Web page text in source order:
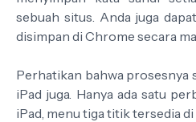
sebuah situs. Anda juga
disimpan di Chrome secara
Perhatikan bahwa prosesnya
iPad juga. Hanya ada satu
iPad, menu tiga titik tersedia